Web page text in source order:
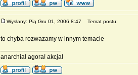
Wysłany: Pią Gru 01, 2006 8:47 Temat postu:
to chyba rozwazamy w innym temacie
anarchia! agora! akcja!